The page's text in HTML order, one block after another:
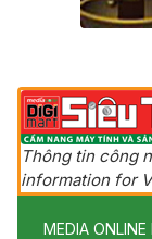
Thông tin công
information for
MEDIA